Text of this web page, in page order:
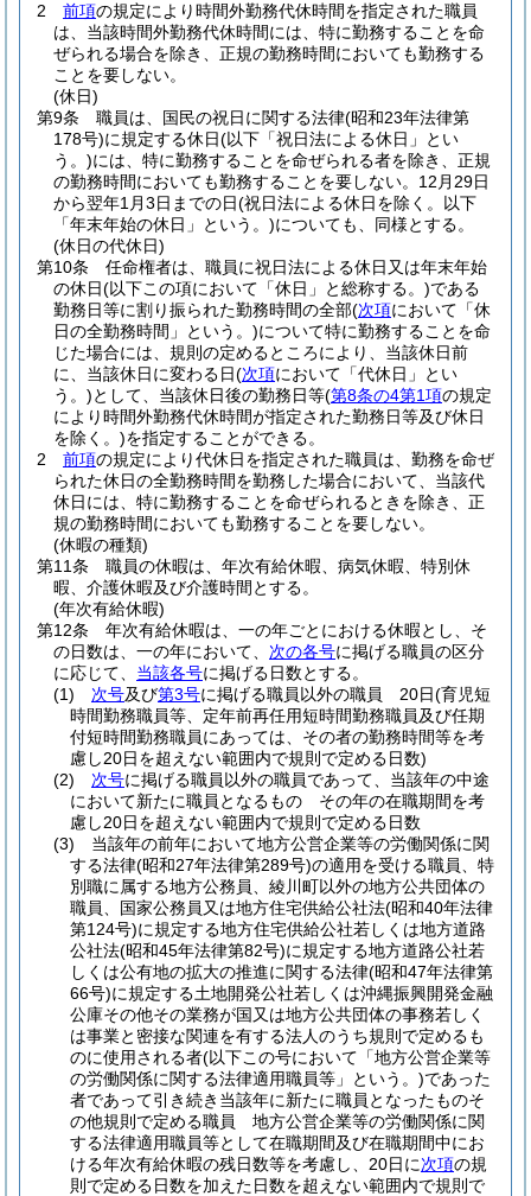
2
前項の規定により時間外勤務代休時間を指定された職員
は、当該時間外勤務代休時間には、特に勤務することを命
ぜられる場合を除き、正規の勤務時間においても勤務する
ことを要しない。
(休日)
第9条
職員は、国民の祝日に関する法律(昭和23年法律第
178号)に規定する休日(以下「祝日法による休日」とい
う。)には、特に勤務することを命ぜられる者を除き、正規
の勤務時間においても勤務することを要しない。 12月29日
から翌年1月3日までの日(祝日法による休日を除く。以下
「年末年始の休日」という。)についても、同様とする。
(休日の代休日)
第10条
任命権者は、職員に祝日法による休日又は年末年始
の休日(以下この項において「休日」と総称する。)である
勤務日等に割り振られた勤務時間の全部(次項において「休
日の全勤務時間」という。)について特に勤務することを命
じた場合には、規則の定めるところにより、当該休日前
に、当該休日に変わる日(次項において「代休日」とい
う。)として、当該休日後の勤務日等(第8条の4第1項の規定
により時間外勤務代休時間が指定された勤務日等及び休日
を除く。)を指定することができる。
2
前項の規定により代休日を指定された職員は、勤務を命ぜ
られた休日の全勤務時間を勤務した場合において、当該代
休日には、特に勤務することを命ぜられるときを除き、正
規の勤務時間においても勤務することを要しない。
(休暇の種類)
第11条
職員の休暇は、年次有給休暇、病気休暇、特別休
暇、介護休暇及び介護時間とする。
(年次有給休暇)
第12条
年次有給休暇は、一の年ごとにおける休暇とし、そ
の日数は、一の年において、 次の各号に掲げる職員の区分
に応じて、 当該各号に掲げる日数とする。
(1)
次号及び第3号に掲げる職員以外の職員 20日(育児短
時間勤務職員等、定年前再任用短時間勤務職員及び任期
付短時間勤務職員にあっては、その者の勤務時間等を考
慮し20日を超えない範囲内で規則で定める日数)
(2)
次号に掲げる職員以外の職員であって、当該年の中途
において新たに職員となるもの その年の在職期間を考
慮し20日を超えない範囲内で規則で定める日数
(3)
当該年の前年において地方公営企業等の労働関係に関
する法律(昭和27年法律第289号)の適用を受ける職員、特
別職に属する地方公務員、綾川町以外の地方公共団体の
職員、国家公務員又は地方住宅供給公社法(昭和40年法律
第124号)に規定する地方住宅供給公社若しくは地方道路
公社法(昭和45年法律第82号)に規定する地方道路公社若
しくは公有地の拡大の推進に関する法律(昭和47年法律第
66号)に規定する土地開発公社若しくは沖縄振興開発金融
公庫その他その業務が国又は地方公共団体の事務若しく
は事業と密接な関連を有する法人のうち規則で定めるも
のに使用される者(以下この号において「地方公営企業等
の労働関係に関する法律適用職員等」という。)であった
者であって引き続き当該年に新たに職員となったものそ
の他規則で定める職員 地方公営企業等の労働関係に関
する法律適用職員等として在職期間及び在職期間中にお
ける年次有給休暇の残日数等を考慮し、20日に次項の規
則で定める日数を加えた日数を超えない範囲内で規則で